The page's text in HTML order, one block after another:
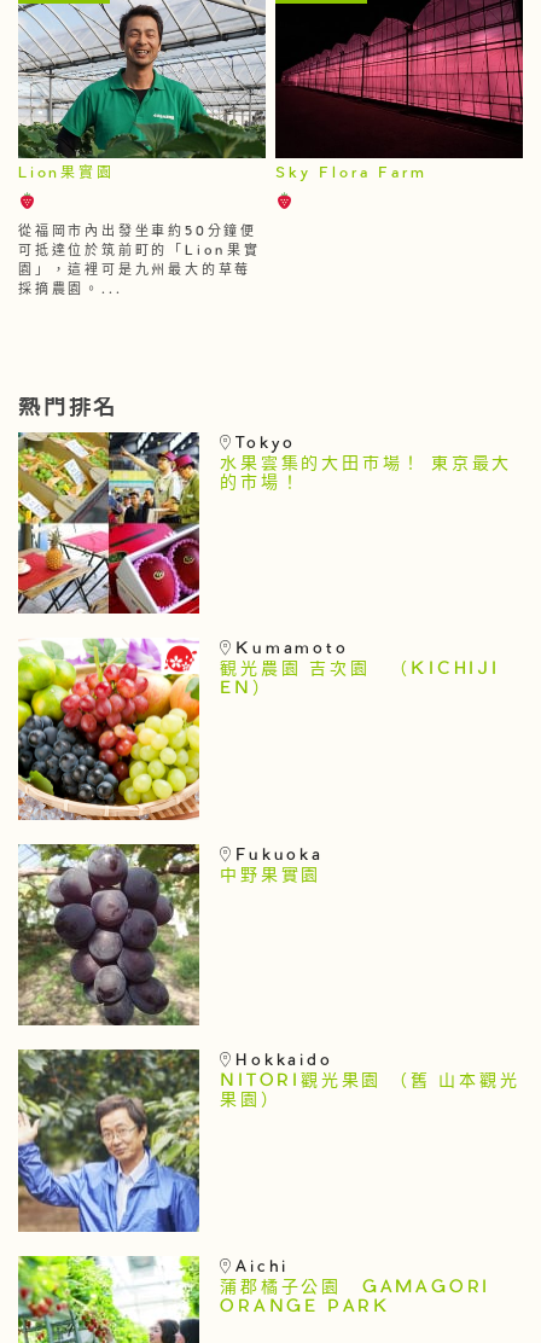
Lion果實園
從福岡市內出發坐車約50分鐘便
可抵達位於筑前町的「Lion果實
園」，這裡可是九州最大的草莓
採摘農園。...
Sky Flora Farm
熱門排名
Tokyo
水果雲集的大田市場！ 東京最大
的市場！
Kumamoto
観光農園 吉次園 （KICHIJI
EN）
Fukuoka
中野果實園
Hokkaido
NITORI觀光果園 （舊 山本觀光
果園）
Aichi
蒲郡橘子公園 GAMAGORI
ORANGE PARK